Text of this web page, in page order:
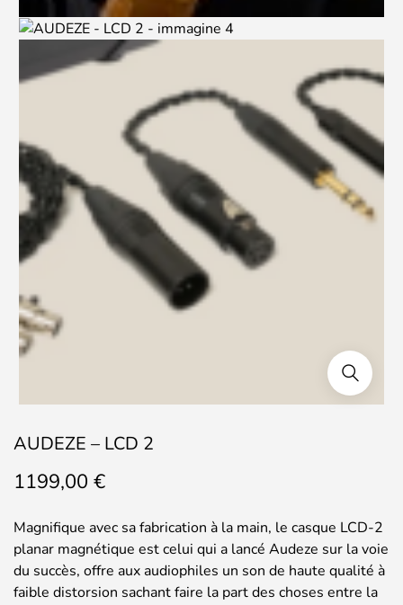
AUDEZE – LCD 2
1199,00 €
Magnifique avec sa fabrication à la main, le casque LCD-2
planar magnétique est celui qui a lancé Audeze sur la voie
du succès, offre aux audiophiles un son de haute qualité à
faible distorsion sachant faire la part des choses entre la